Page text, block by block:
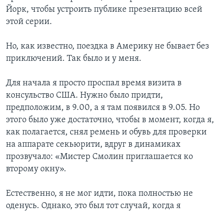
Йорк, чтобы устроить публике презентацию всей
этой серии.
Но, как известно, поездка в Америку не бывает без
приключений. Так было и у меня.
Для начала я просто проспал время визита в
консульство США. Нужно было придти,
предположим, в 9.00, а я там появился в 9.05. Но
этого было уже достаточно, чтобы в момент, когда я,
как полагается, снял ремень и обувь для проверки
на аппарате секьюрити, вдруг в динамиках
прозвучало: «Мистер Смолин приглашается ко
второму окну».
Естественно, я не мог идти, пока полностью не
оденусь. Однако, это был тот случай, когда я